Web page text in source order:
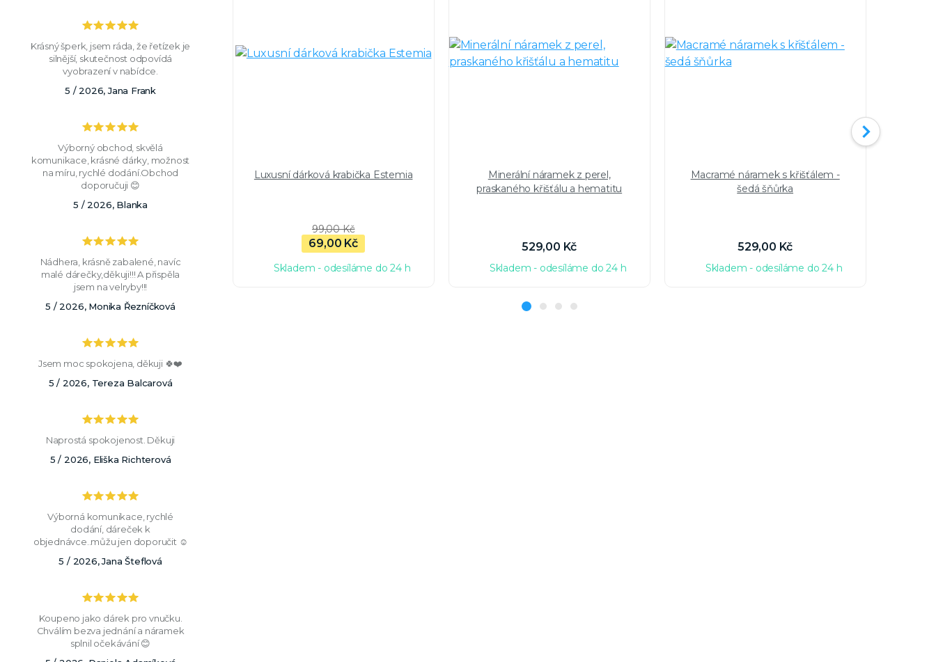
Krásný šperk, jsem ráda, že řetízek je
silnější, skutečnost odpovídá
vyobrazení v nabídce.
5 / 2026, Jana Frank
Výborný obchod, skvělá
komunikace, krásné dárky, možnost
na míru, rychlé dodání.Obchod
doporučuji 😊
5 / 2026, Blanka
Nádhera, krásně zabalené, navíc
malé dárečky,děkuji!!! A přispěla
jsem na velryby!!!
5 / 2026, Monika Řezníčková
Jsem moc spokojena, děkuji 🍀❤️
5 / 2026, Tereza Balcarová
Naprostá spokojenost. Děkuji
5 / 2026, Eliška Richterová
Výborná komunikace, rychlé
dodání, dáreček k
objednávce..můžu jen doporučit ☺️
5 / 2026, Jana Šteflová
Koupeno jako dárek pro vnučku.
Chválím bezva jednání a náramek
splnil očekávání 😊
Luxusní dárková krabička Estemia
99,00 Kč
69,00 Kč
Skladem - odesíláme do 24 h
Minerální náramek z perel,
praskaného křišťálu a hematitu
529,00 Kč
Skladem - odesíláme do 24 h
Macramé náramek s křišťálem -
šedá šňůrka
529,00 Kč
Skladem - odesíláme do 24 h